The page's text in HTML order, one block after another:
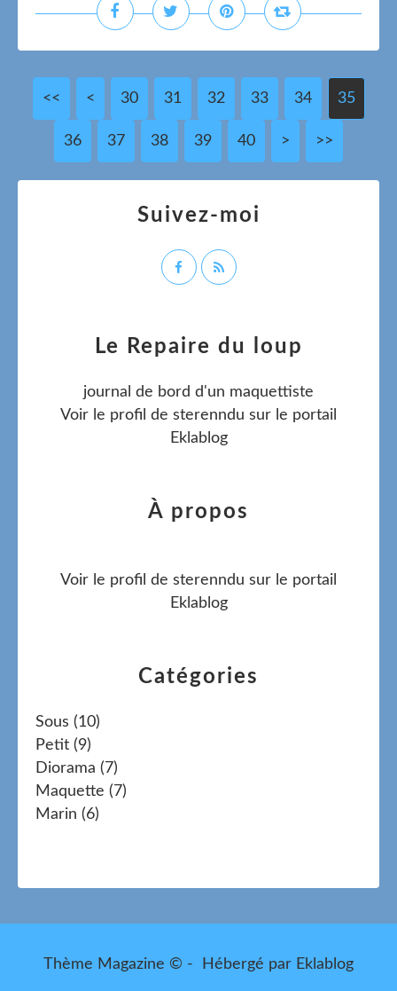
<< < 10
20
30 31 32 33 34 35
36 37 38 39 40 50
60
70
80
90
> >>
Catégories
Sous (10)
Petit (9)
Diorama (7)
Maquette (7)
Marin (6)
Le Repaire du loup
journal de bord d'un maquettiste
Voir le profil de sterenndu sur le portail
Eklablog
Suivez-moi
À propos
Voir le profil de sterenndu sur le portail
Eklablog
Thème Magazine © - Hébergé par Eklablog